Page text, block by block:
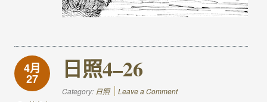
4月
27 日照4–26
Category: 日照 Leave a Comment